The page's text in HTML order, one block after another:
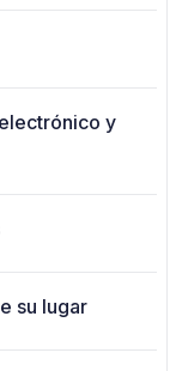
y
su lugar